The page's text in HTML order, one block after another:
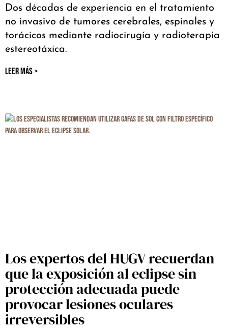
Dos décadas de experiencia en el tratamiento
no invasivo de tumores cerebrales, espinales y
torácicos mediante radiocirugía y radioterapia
estereotáxica.
LEER MÁS >
Los expertos del HUGV recuerdan
que la exposición al eclipse sin
protección adecuada puede
provocar lesiones oculares
irreversibles